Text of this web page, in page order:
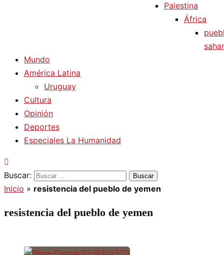
Palestina
África
Mundo
América Latina
Uruguay
Cultura
Opinión
Deportes
Especiales La Humanidad
Buscar:
Inicio » resistencia del pueblo de yemen
resistencia del pueblo de yemen